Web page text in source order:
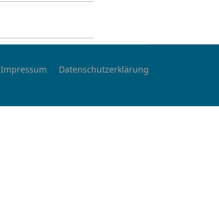
Impressum Datenschutzerklärung